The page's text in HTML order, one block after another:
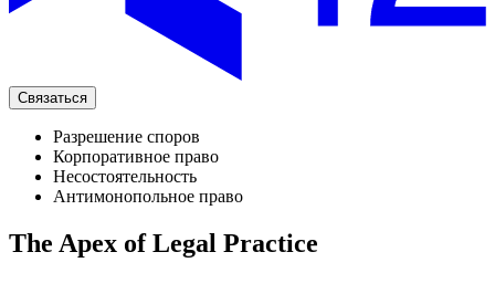
Связаться
Разрешение споров
Корпоративное право
Несостоятельность
Антимонопольное право
The Apex of Legal Practice